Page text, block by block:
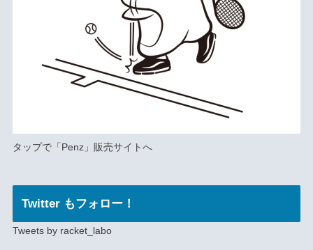
タップで「Penz」 販売サイトへ
Twitter もフォロー！
Tweets by racket_labo